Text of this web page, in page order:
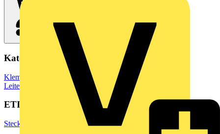
Kategorien
Klemmen, Steckverbinder & Verbindungselemente
Leiterplattensteckverbinder
ETIM Group
Steckverbinder